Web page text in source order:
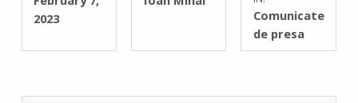
2023
O
M
T
Comunicate
de presa